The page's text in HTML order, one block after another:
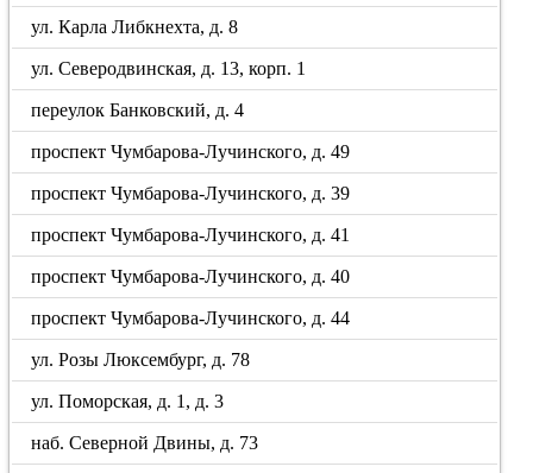
ул. Карла Либкнехта, д. 8
ул. Северодвинская, д. 13, корп. 1
переулок Банковский, д. 4
проспект Чумбарова-Лучинского, д. 49
проспект Чумбарова-Лучинского, д. 39
проспект Чумбарова-Лучинского, д. 41
проспект Чумбарова-Лучинского, д. 40
проспект Чумбарова-Лучинского, д. 44
ул. Розы Люксембург, д. 78
ул. Поморская, д. 1, д. 3
наб. Северной Двины, д. 73